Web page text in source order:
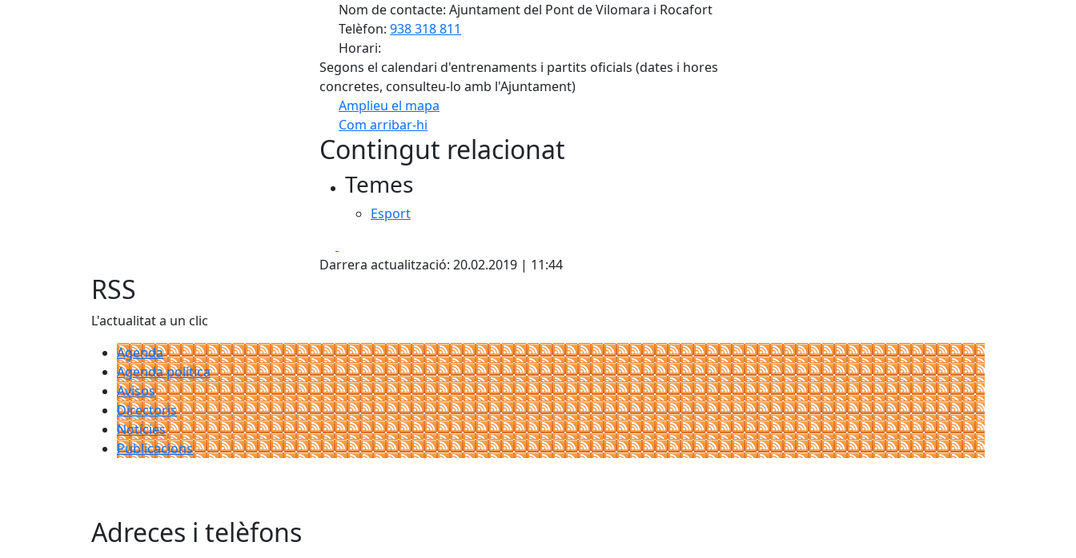
Nom de contacte: Ajuntament del Pont de Vilomara i Rocafort
Telèfon: 938 318 811
Horari:
Segons el calendari d'entrenaments i partits oficials (dates i hores
concretes, consulteu-lo amb l'Ajuntament)
Amplieu el mapa
Com arribar-hi
+
−
Contingut relacionat
Temes
Esport
Darrera actualització: 20.02.2019 | 11:44
RSS
L'actualitat a un clic
Agenda
Agenda política
Avisos
Directoris
Notícies
Publicacions
Adreces i telèfons